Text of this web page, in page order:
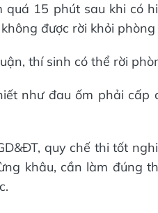
quá 15 phút sau khi có
được rời khỏi
thí sinh có thể rời
như đau ốm phải cấp
quy chế thi tốt
khâu, cần làm đúng